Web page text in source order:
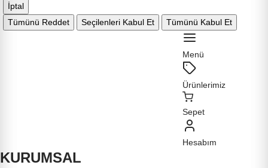
İptal
Tümünü Reddet
Seçilenleri Kabul Et Tümünü Kabul Et
Menü
Ürünlerimiz
Sepet
Hesabım
KURUMSAL